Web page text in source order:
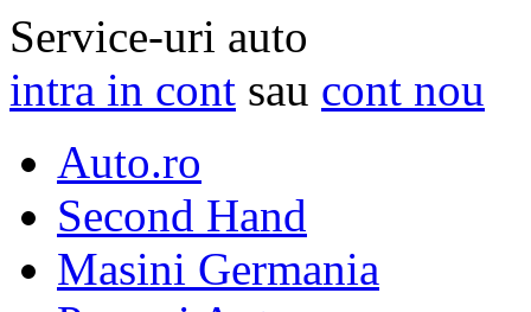
Service-uri auto
intra in cont sau cont nou
Auto.ro
Second Hand
Masini Germania